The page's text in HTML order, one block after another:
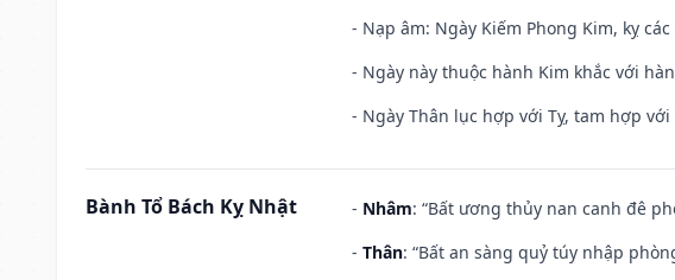
- Nạp âm: Ngày Kiếm Phong Kim, kỵ
- Ngày này thuộc hành Kim khắc với
- Ngày Thân lục hợp với Tỵ, tam hợp
Bành Tổ Bách Kỵ Nhật - Nhâm: “Bất ương thủy nan canh đê
- Thân: “Bất an sàng quỷ túy nhập